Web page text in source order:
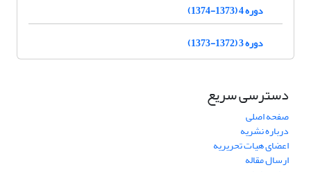
دوره 4 (1373-1374)
دوره 3 (1372-1373)
دسترسی سریع
صفحه اصلی
درباره نشریه
اعضای هیات تحریریه
ارسال مقاله